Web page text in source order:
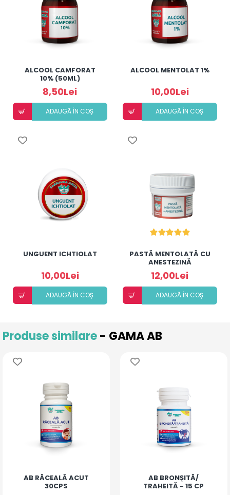
ALCOOL CAMFORAT
10% (50ML)
8,50Lei
ADAUGÃ ÎN COȘ
ALCOOL MENTOLAT 1%
10,00Lei
ADAUGÃ ÎN COȘ
UNGUENT ICHTIOLAT
10,00Lei
ADAUGÃ ÎN COȘ
PASTĂ MENTOLATĂ CU
ANESTEZINĂ
12,00Lei
ADAUGÃ ÎN COȘ
Produse similare- GAMA AB
AB RĂCEALĂ ACUT
30CPS
AB BRONȘITĂ/
TRAHEITĂ - 15 CP